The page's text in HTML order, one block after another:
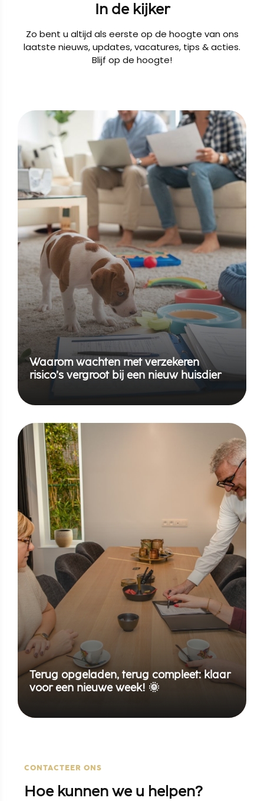
In de kijker
Zo bent u altijd als eerste op de hoogte van ons
laatste nieuws, updates, vacatures, tips & acties.
Blijf op de hoogte!
Waarom wachten met verzekeren
risico’s vergroot bij een nieuw huisdier
Terug opgeladen, terug compleet: klaar
voor een nieuwe week! 🌞
CONTACTEER ONS
Hoe kunnen we u helpen?